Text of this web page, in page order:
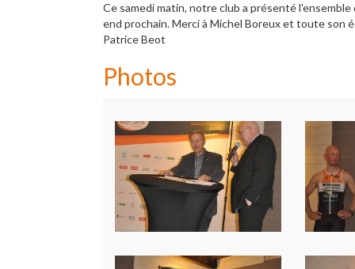
Ce samedi matin, notre club a présenté
end prochain. Merci à Michel Boreux et toute son
Patrice Beot
Photos